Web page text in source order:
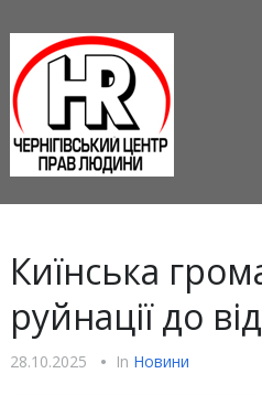
Киїнська
руйнації до
28.10.2025 • In Новини